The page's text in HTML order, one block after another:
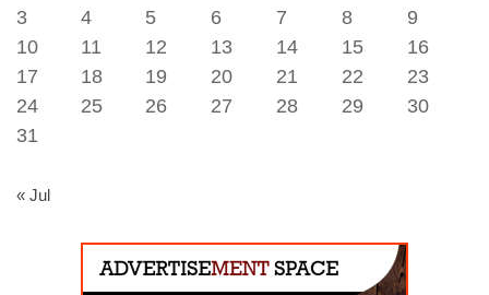
3
4 5 6 7 8
9
10
11 12 13 14 15
16
17
18 19 20 21 22
23
24
25 26 27 28 29
30
31
« Jul